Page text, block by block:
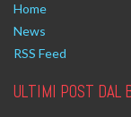
Home
News
RSS Feed
ULTIMI POST DAL